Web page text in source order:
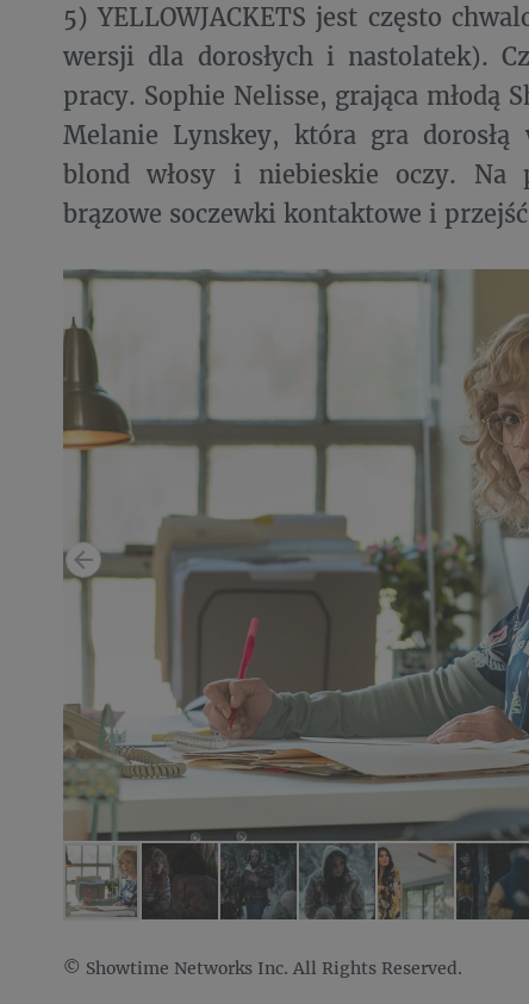
5) YELLOWJACKETS jest często
wersji dla dorosłych i nastolatek).
pracy. Sophie Nelisse, grająca młodą
Melanie Lynskey, która gra
blond włosy i niebieskie oczy. Na
brązowe soczewki kontaktowe i
© Showtime Networks Inc. All Rights Reserved.